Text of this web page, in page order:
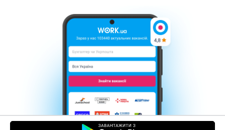
Контакты О нас
Карьера
Новости Work.ua
Помощь
Условия использования